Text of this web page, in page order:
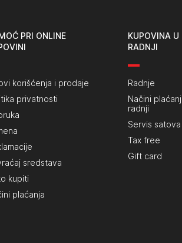
PRI ONLINE
korišćenja i prodaje
privatnosti
sredstava
kupiti
plaćanja
KUPOVINA U
RADNJI
Radnje
Načini
radnji
Servis satova
Tax free
Gift card